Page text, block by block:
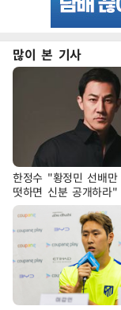
많이 본 기사
한정수 "황정민 선배
떳하면 신분 공개하라"